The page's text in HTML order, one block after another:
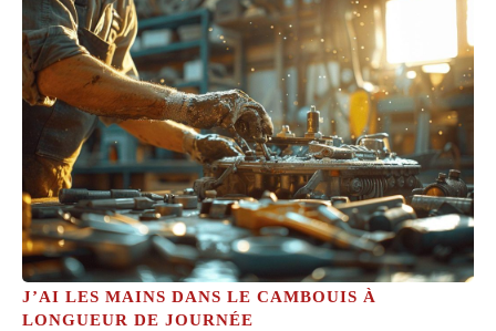
J’AI LES MAINS DANS LE CAMBOUIS À
LONGUEUR DE JOURNÉE